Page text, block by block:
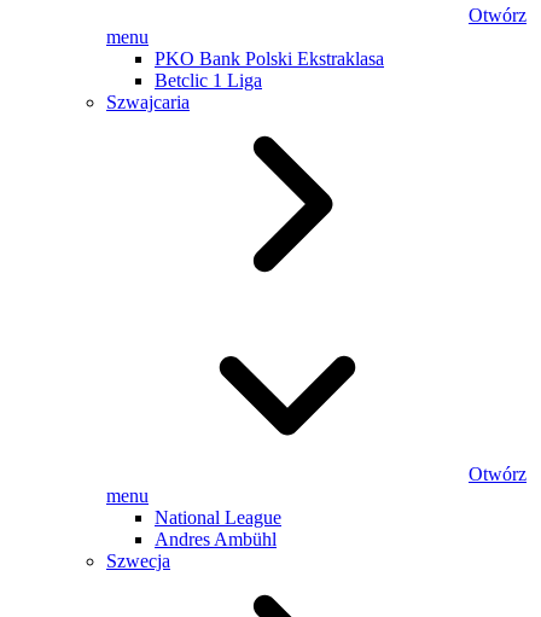
Otwórz
menu
PKO Bank Polski Ekstraklasa
Betclic 1 Liga
Szwajcaria
Otwórz
menu
National League
Andres Ambühl
Szwecja